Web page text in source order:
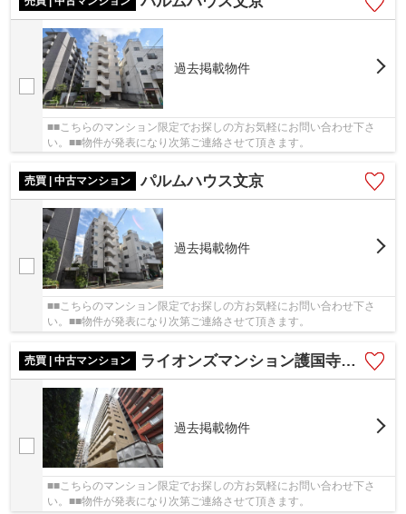
過去掲載物件
■■こちらのマンション限定でお探しの方お気軽にお問い合わせ下さ
い。■■物件が発表になり次第ご連絡させて頂きます。
売買 | 中古マンション パルムハウス文京
過去掲載物件
■■こちらのマンション限定でお探しの方お気軽にお問い合わせ下さ
い。■■物件が発表になり次第ご連絡させて頂きます。
売買 | 中古マンション ライオンズマンション護国寺第３
過去掲載物件
■■こちらのマンション限定でお探しの方お気軽にお問い合わせ下さ
い。■■物件が発表になり次第ご連絡させて頂きます。